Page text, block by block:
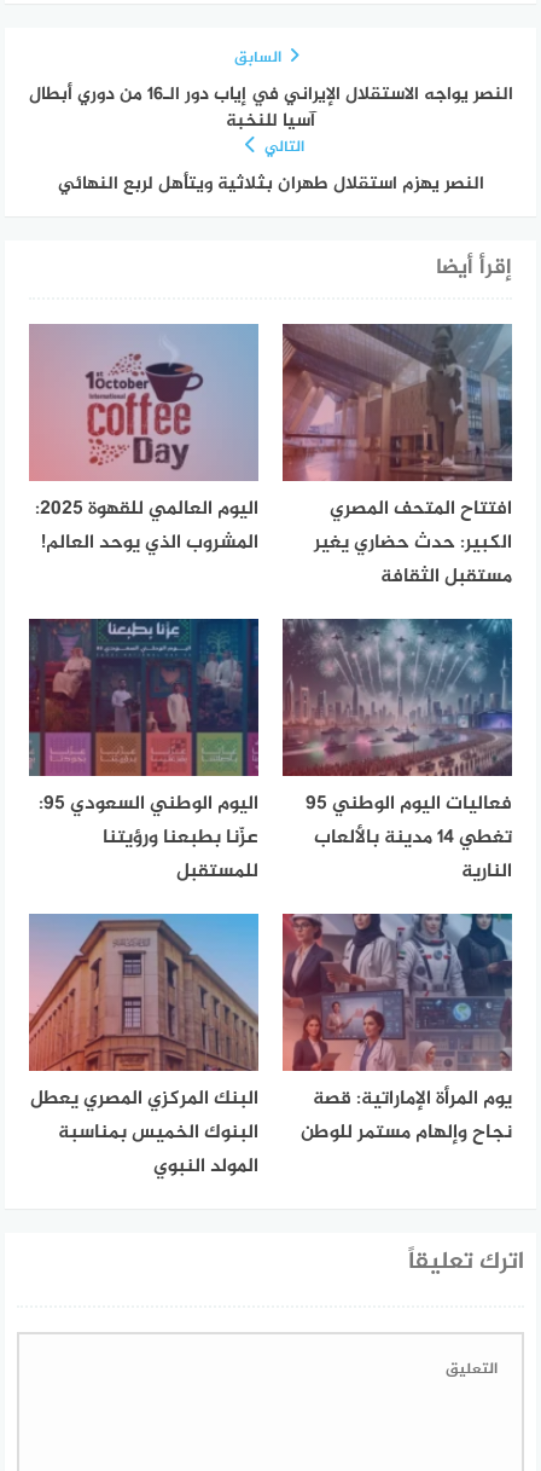
السابق
النصر يواجه الاستقلال الإيراني في إياب دور الـ16 من دوري أبطال
آسيا للنخبة
التالي
النصر يهزم استقلال طهران بثلاثية ويتأهل لربع النهائي
إقرأ أيضا
افتتاح المتحف المصري
الكبير: حدث حضاري يغير
مستقبل الثقافة
اليوم العالمي للقهوة 2025:
المشروب الذي يوحد العالم!
فعاليات اليوم الوطني 95
تغطي 14 مدينة بالألعاب
النارية
اليوم الوطني السعودي 95:
عزّنا بطبعنا ورؤيتنا
للمستقبل
يوم المرأة الإماراتية: قصة
نجاح وإلهام مستمر للوطن
البنك المركزي المصري يعطل
البنوك الخميس بمناسبة
المولد النبوي
اترك تعليقاً